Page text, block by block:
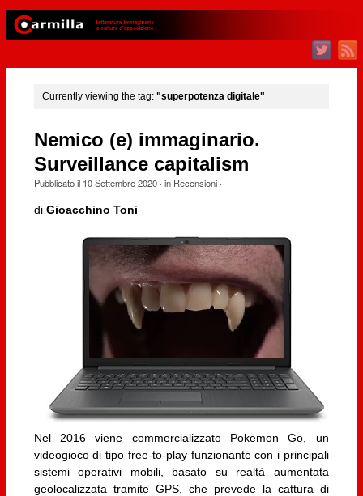
Currently viewing the tag: "superpotenza digitale"
Nemico (e) immaginario.
Surveillance capitalism
Pubblicato il 10 Settembre 2020· in Recensioni·
di Gioacchino Toni
Nel 2016 viene commercializzato Pokemon Go, un
videogioco di tipo free-to-play funzionante con i principali
sistemi operativi mobili, basato su realtà aumentata
geolocalizzata tramite GPS, che prevede la cattura di